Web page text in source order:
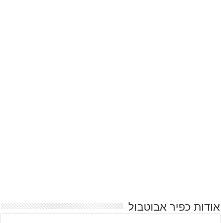
אודות כפיר אבוטבול